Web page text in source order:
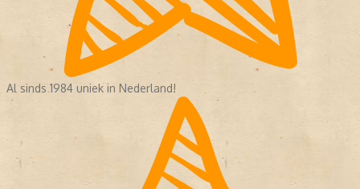
Al sinds 1984 uniek in Nederland!